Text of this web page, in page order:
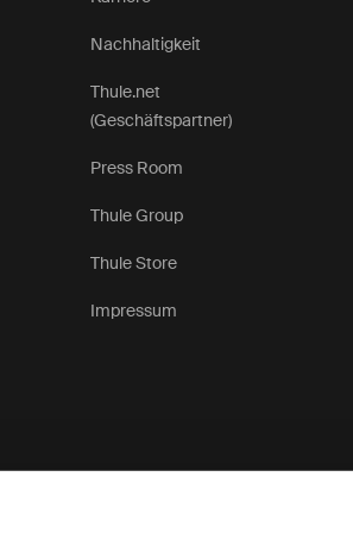
Nachhaltigkeit
Thule.net
(Geschäftspartner)
Press Room
Thule Group
Thule Store
Impressum